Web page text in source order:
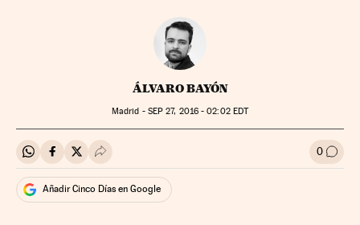
ÁLVARO BAYÓN
Madrid - SEP 27, 2016 - 02:02EDT
Compartir en Whatsapp
Compartir en Facebook
Compartir en Twitter
Desplegar Redes Sociales 0 Ir a
Añadir Cinco Días en Google